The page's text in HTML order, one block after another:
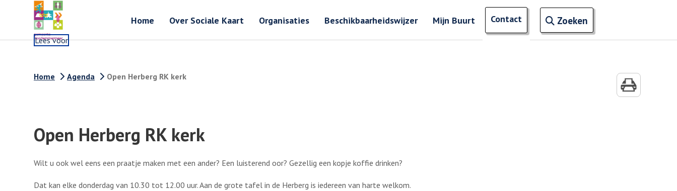
Home Over Sociale Kaart Organisaties Beschikbaarheidswijzer Mijn Buurt Contact ZoekenOpen zoekveld
Lees voor
Zoeken naar ingevoerde termen
Home Agenda Open Herberg RK kerk
Open Herberg RK kerk
Wilt u ook wel eens een praatje maken met een ander? Een luisterend oor? Gezellig een kopje koffie drinken?
Dat kan elke donderdag van 10.30 tot 12.00 uur. Aan de grote tafel in de Herberg is iedereen van harte welkom.